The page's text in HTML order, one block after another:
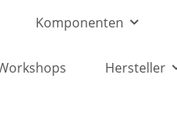
Komponenten
Hersteller